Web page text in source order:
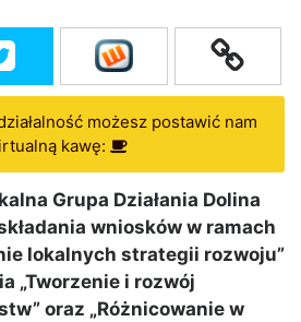
możesz postawić nam
kawę:
Grupa Działania Dolina
wniosków w ramach
lokalnych strategii rozwoju”
„Tworzenie i rozwój
oraz „Różnicowanie w